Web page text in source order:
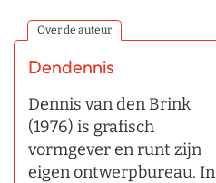
Over de auteur
Dendennis
Dennis van den Brink
(1976) is grafisch
vormgever en runt zijn
eigen ontwerpbureau. In